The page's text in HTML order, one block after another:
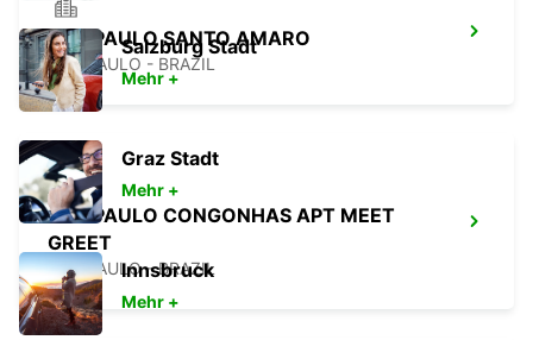
SAO PAULO SANTO AMARO
SAO PAULO - BRAZIL
SAO PAULO CONGONHAS APT MEET
GREET
SAO PAULO - BRAZIL
Salzburg Stadt
Mehr +
Graz Stadt
Mehr +
Innsbruck
Mehr +